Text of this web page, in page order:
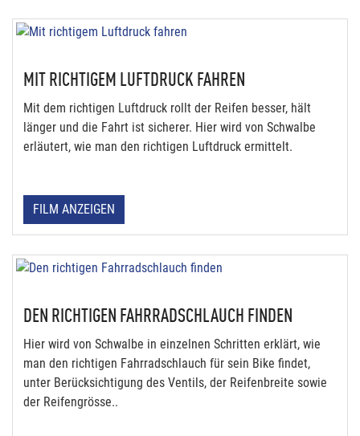
MIT RICHTIGEM LUFTDRUCK FAHREN
Mit dem richtigen Luftdruck rollt der Reifen besser, hält
länger und die Fahrt ist sicherer. Hier wird von Schwalbe
erläutert, wie man den richtigen Luftdruck ermittelt.
FILM ANZEIGEN
DEN RICHTIGEN FAHRRADSCHLAUCH FINDEN
Hier wird von Schwalbe in einzelnen Schritten erklärt, wie
man den richtigen Fahrradschlauch für sein Bike findet,
unter Berücksichtigung des Ventils, der Reifenbreite sowie
der Reifengrösse..